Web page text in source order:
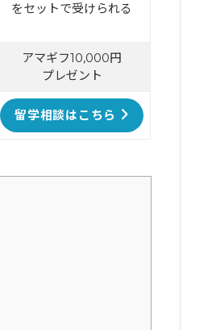
をセットで受けられる
アマギフ10,000円
プレゼント
留学相談はこちら